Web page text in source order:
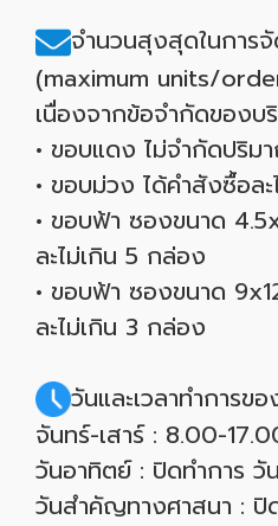
จำนวนสุงสุดในการ
(maximum units/
เนื่องจากข้อจำกัดของบ
• ขอบแดง ไม่จำกัดปริม
• ขอบม่วง ได้คำสังซื้อล
• ขอบฟ้า ซองขนาด
ละไม่เกิน 5 กล่อง
• ขอบฟ้า ซองขนาด
ละไม่เกิน 3 กล่อง
วันและเวลาทำการข
จันทร์-เสาร์ : 8.00-
วันอาทิตย์ : ปิดทำการ
วันสำคัญทางศาสนา : ปิ